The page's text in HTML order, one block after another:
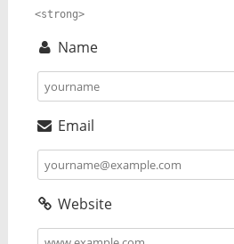
<strong>
Name
Email
Website